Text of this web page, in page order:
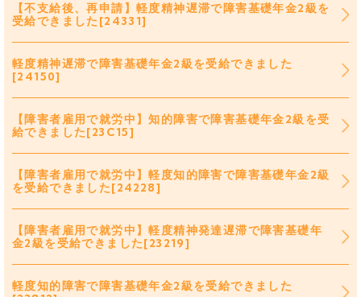
【不支給後、再申請】軽度精神遅滞で障害基礎年金2級を
受給できました[24331]
軽度精神遅滞で障害基礎年金2級を受給できました
[24150]
【障害者雇用で就労中】知的障害で障害基礎年金2級を受
給できました[23C15]
【障害者雇用で就労中】軽度知的障害で障害基礎年金2級
を受給できました[24228]
【障害者雇用で就労中】軽度精神発達遅滞で障害基礎年
金2級を受給できました[23219]
軽度知的障害で障害基礎年金2級を受給できました